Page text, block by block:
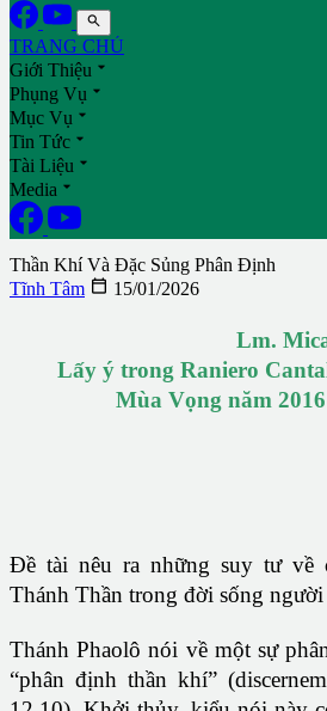

TRANG CHỦ
Giới Thiệu 
Phụng Vụ 
Mục Vụ 
Tin Tức 
Tài Liệu 
Media 
Thần Khí Và Đặc Sủng Phân Định
Tĩnh Tâm  15/01/2026
Lm.
Lấy ý trong Raniero
Mùa Vọng năm
Đề tài nêu ra những suy tư về
Thánh Thần trong đời sống
Thánh Phaolô nói về một sự
“phân định thần khí”